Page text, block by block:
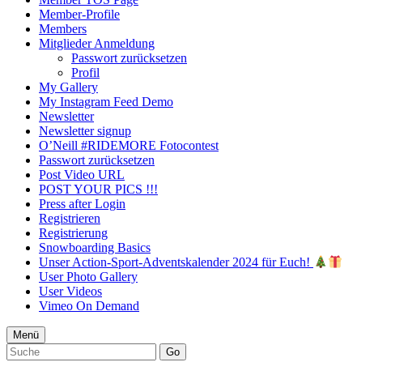
Member-Profile
Members
Mitglieder Anmeldung
Passwort zurücksetzen
Profil
My Gallery
My Instagram Feed Demo
Newsletter
Newsletter signup
O’Neill #RIDEMORE Fotocontest
Passwort zurücksetzen
Post Video URL
POST YOUR PICS !!!
Press after Login
Registrieren
Registrierung
Snowboarding Basics
Unser Action-Sport-Adventskalender 2024 für Euch!
User Photo Gallery
User Videos
Vimeo On Demand
Menü
Go